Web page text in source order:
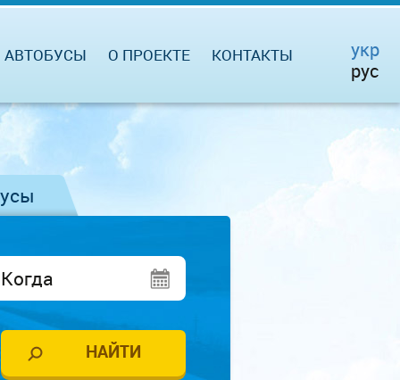
АВТОБУСЫ О ПРОЕКТЕ КОНТАКТЫ
укр
рус